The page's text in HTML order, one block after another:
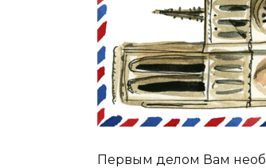
Первым делом Вам